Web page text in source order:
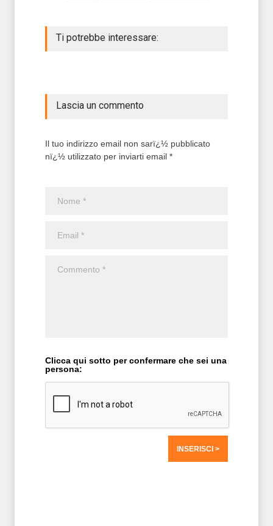
Ti potrebbe interessare:
Lascia un commento
Il tuo indirizzo email non sarï¿½ pubblicato
nï¿½ utilizzato per inviarti email *
Clicca qui sotto per confermare che sei una
persona: